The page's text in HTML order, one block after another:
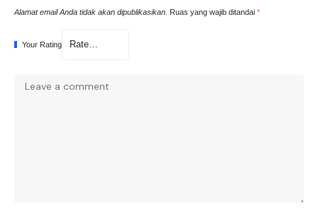
Alamat email Anda tidak akan dipublikasikan. Ruas yang wajib ditandai *
Your Rating